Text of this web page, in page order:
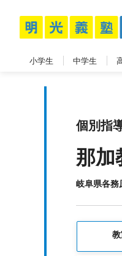
中学生
小学生
個別指
那加
岐阜県各